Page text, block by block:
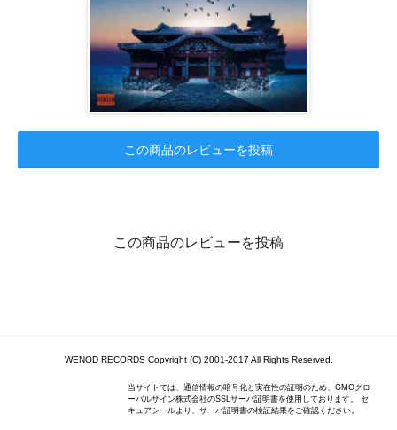
この商品のレビューを投稿
この商品のレビューを投稿
WENOD RECORDS Copyright (C) 2001-2017 All Rights Reserved.
当サイトでは、通信情報の暗号化と実在性の証明のため、GMOグロ
ーバルサイン株式会社のSSLサーバ証明書を使用しております。 セ
キュアシールより、サーバ証明書の検証結果をご確認ください。